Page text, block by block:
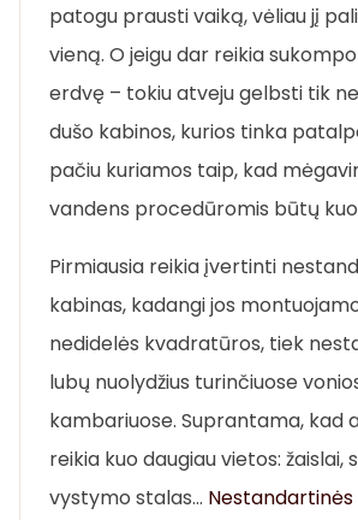
patogu prausti vaiką, vėliau jį
vieną. O jeigu dar reikia
erdvę – tokiu atveju gelbsti tik
dušo kabinos, kurios tinka
pačiu kuriamos taip, kad
vandens procedūromis būtų
Pirmiausia reikia įvertinti
kabinas, kadangi jos
nedidelės kvadratūros, tiek
lubų nuolydžius turinčiuose
kambariuose. Suprantama, kad
reikia kuo daugiau vietos: žaislai,
vystymo stalas…